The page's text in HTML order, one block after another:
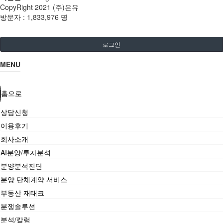
CopyRight 2021 (주)은유
방문자 : 1,833,976 명
로그인
MENU
홈으로
상담신청
이용후기
회사소개
AI분양/투자분석
분양분석진단
분양 단체계약 서비스
부동산 재태크
분쟁솔루션
분석/칼럼